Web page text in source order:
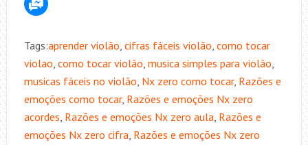
Tags:aprender violão, cifras fáceis violão, como tocar
violao, como tocar violão, musica simples para violão,
musicas fáceis no violão, Nx zero como tocar, Razões e
emoções como tocar, Razões e emoções Nx zero
acordes, Razões e emoções Nx zero aula, Razões e
emoções Nx zero cifra, Razões e emoções Nx zero